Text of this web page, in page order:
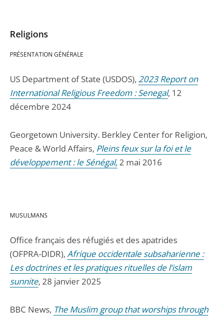
Religions
PRÉSENTATION GÉNÉRALE
US Department of State (USDOS), 2023 Report on
International Religious Freedom : Senegal, 12
décembre 2024
Georgetown University. Berkley Center for Religion,
Peace & World Affairs, Pleins feux sur la foi et le
développement : le Sénégal,2 mai 2016
MUSULMANS
Office français des réfugiés et des apatrides
(OFPRA-DIDR), Afrique occidentale subsaharienne :
Les doctrines et les pratiques rituelles de l’islam
sunnite, 28 janvier 2025
BBC News, The Muslim group that worships through